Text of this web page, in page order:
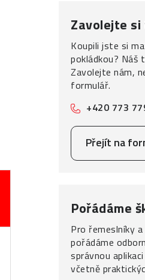
Zavolejte
Koupili jste si
pokládkou? Náš
Zavolejte nám,
formulář.
+420 773
Přejít na
Pořádáme
Pro řemeslníky
pořádáme
správnou
včetně